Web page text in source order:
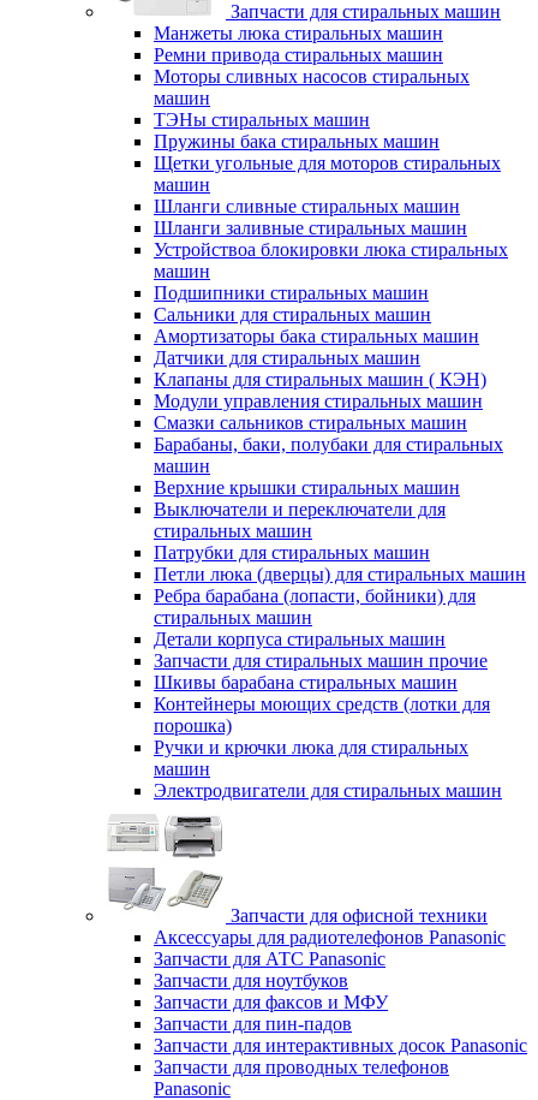
Запчасти для стиральных машин
Манжеты люка стиральных машин
Ремни привода стиральных машин
Моторы сливных насосов стиральных
машин
ТЭНы стиральных машин
Пружины бака стиральных машин
Щетки угольные для моторов стиральных
машин
Шланги сливные стиральных машин
Шланги заливные стиральных машин
Устройствоа блокировки люка стиральных
машин
Подшипники стиральных машин
Сальники для стиральных машин
Амортизаторы бака стиральных машин
Датчики для стиральных машин
Клапаны для стиральных машин ( КЭН)
Модули управления стиральных машин
Смазки сальников стиральных машин
Барабаны, баки, полубаки для стиральных
машин
Верхние крышки стиральных машин
Выключатели и переключатели для
стиральных машин
Патрубки для стиральных машин
Петли люка (дверцы) для стиральных машин
Ребра барабана (лопасти, бойники) для
стиральных машин
Детали корпуса стиральных машин
Запчасти для стиральных машин прочие
Шкивы барабана стиральных машин
Контейнеры моющих средств (лотки для
порошка)
Ручки и крючки люка для стиральных
машин
Электродвигатели для стиральных машин
Запчасти для офисной техники
Аксессуары для радиотелефонов Panasonic
Запчасти для АТС Panasonic
Запчасти для ноутбуков
Запчасти для факсов и МФУ
Запчасти для пин-падов
Запчасти для интерактивных досок Panasonic
Запчасти для проводных телефонов
Panasonic